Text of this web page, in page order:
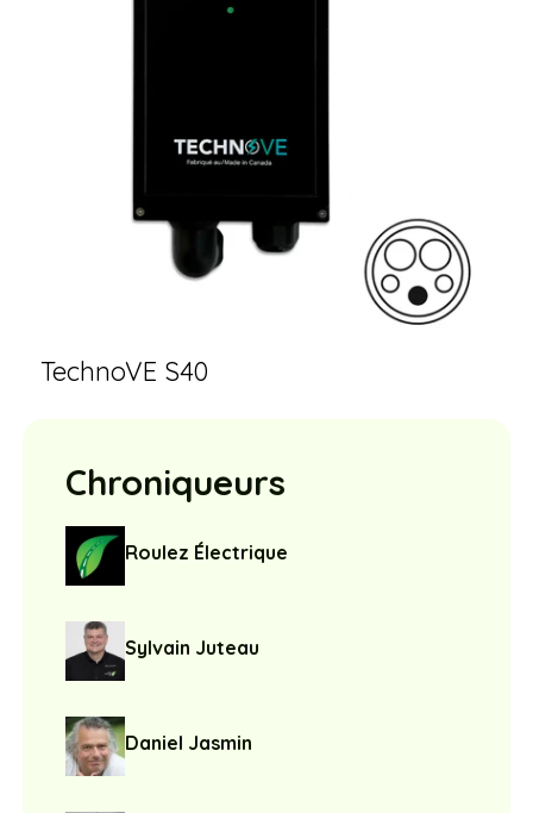
TechnoVE S40
Chroniqueurs
Roulez Électrique
Sylvain Juteau
Daniel Jasmin